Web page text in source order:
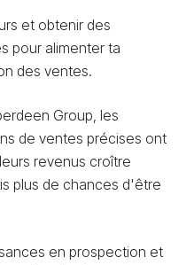
et obtenir des
pour alimenter ta
des ventes.
Group, les
de ventes précises ont
revenus croître
plus de chances d'être
en prospection et